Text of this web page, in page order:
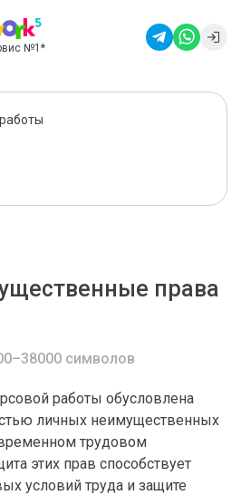
№1 *
права
символов
работы обусловлена
личных неимущественных
трудовом
этих прав способствует
условий труда и защите